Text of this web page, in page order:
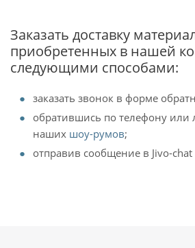
Заказать доставку
приобретенных в нашей
следующими способами:
заказать звонок в форме
обратившись по телефону или
наших шоу-румов;
отправив сообщение в Jivo-